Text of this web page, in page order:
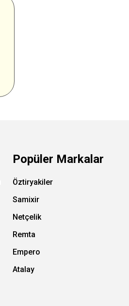
Popüler Markalar
Öztiryakiler
Samixir
Netçelik
Remta
Empero
Atalay